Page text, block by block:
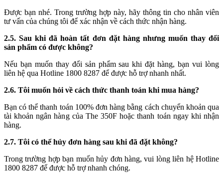
Được bạn nhé. Trong trường hợp này, hãy thông tin cho nhân viên
tư vấn của chúng tôi để xác nhận về cách thức nhận hàng.
2.5. Sau khi đã hoàn tất đơn đặt hàng nhưng muốn thay đổi
sản phẩm có được không?
Nếu bạn muốn thay đổi sản phẩm sau khi đặt hàng, bạn vui lòng
liên hệ qua Hotline 1800 8287 để được hỗ trợ nhanh nhất.
2.6. Tôi muốn hỏi về cách thức thanh toán khi mua hàng?
Bạn có thể thanh toán 100% đơn hàng bằng cách chuyển khoản qua
tài khoản ngân hàng của The 350F hoặc thanh toán ngay khi nhận
hàng.
2.7. Tôi có thể hủy đơn hàng sau khi đã đặt không?
Trong trường hợp bạn muốn hủy đơn hàng, vui lòng liên hệ Hotline
1800 8287 để được hỗ trợ nhanh chóng.